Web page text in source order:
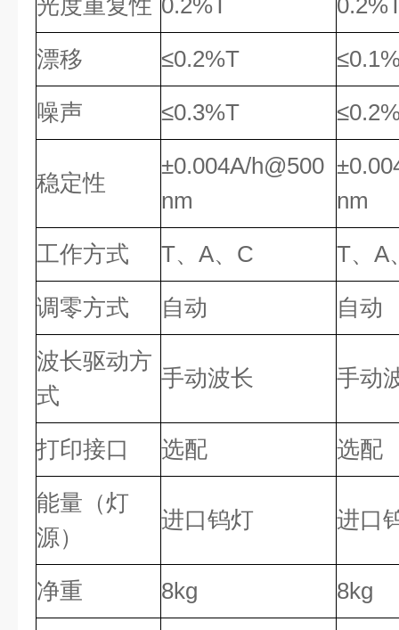
光度重复性 0.2%T
漂移
≤0.2%T
噪声
≤0.3%T
稳定性
±0.004A/h@500
nm
nm
工作方式
T、A、C
T、A
调零方式
自动
自动
波长驱动方
式
手动波长 手动
打印接口 选配
选配
能量（灯
源）
进口钨灯 进口
净重 8kg
8kg